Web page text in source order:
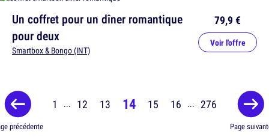
Un coffret pour un dîner romantique
pour deux
Smartbox & Bongo (INT)
79,9 €
Voir l'offre
précédente
1 ... 12 13 14 15 16 ... 276
Page